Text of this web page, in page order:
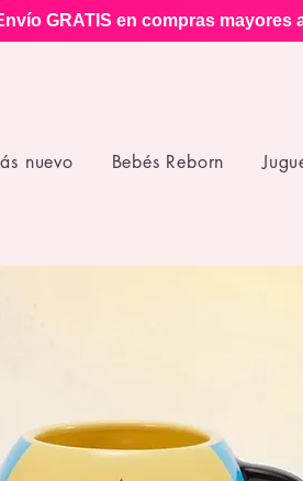
GRATIS en compras mayores
nuevo Bebés Reborn